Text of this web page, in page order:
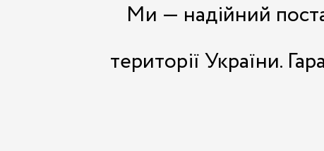
Ми — надійний
території України.